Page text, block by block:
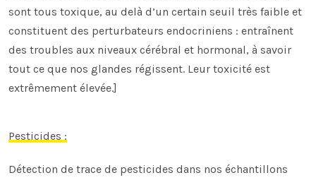
sont tous toxique, au delà d’un certain seuil très faible et
constituent des perturbateurs endocriniens : entraînent
des troubles aux niveaux cérébral et hormonal, à savoir
tout ce que nos glandes régissent. Leur toxicité est
extrêmement élevée.]
Pesticides :
Détection de trace de pesticides dans nos échantillons